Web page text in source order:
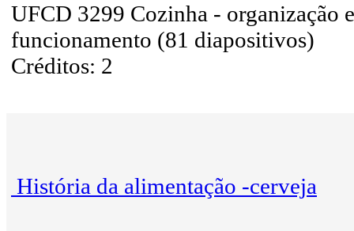
UFCD 3299 Cozinha - organização e
funcionamento (81 diapositivos)
Créditos: 2
História da alimentação -cerveja